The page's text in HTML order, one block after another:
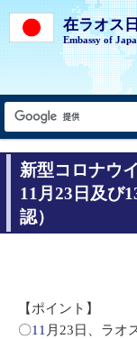
在ラオス
Embassy of
新型コロナウ
11月23日及び
認）
【ポイント】
〇11月23日、ラオ